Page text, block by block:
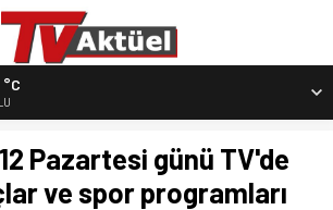
Pazartesi günü TV'de
ve spor programları